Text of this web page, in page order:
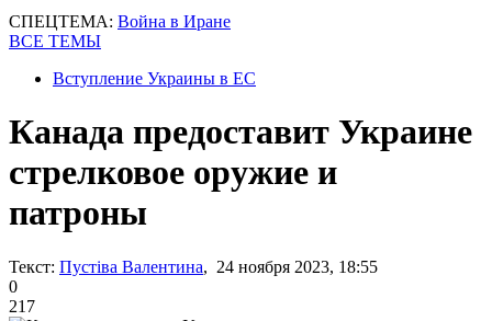
СПЕЦТЕМА: Война в Иране
ВСЕ ТЕМЫ
Вступление Украины в ЕС
Канада предоставит Украине
стрелковое оружие и
патроны
Текст: Пустіва Валентина, 24 ноября 2023, 18:55
0
217